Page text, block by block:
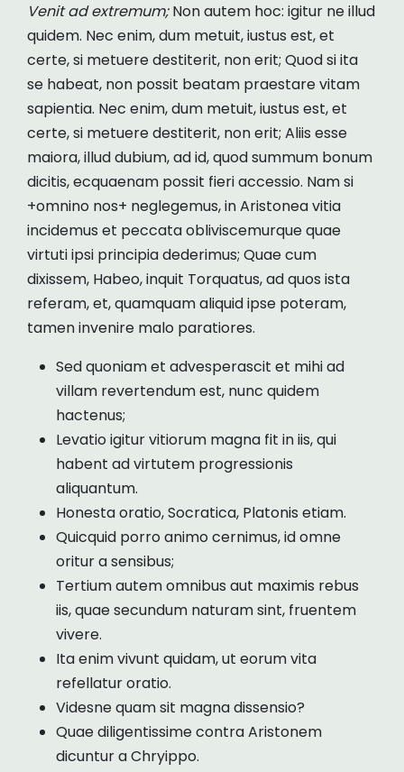
Venit ad extremum;Non autem hoc: igitur ne illud
quidem. Nec enim, dum metuit, iustus est, et
certe, si metuere destiterit, non erit; Quod si ita
se habeat, non possit beatam praestare vitam
sapientia. Nec enim, dum metuit, iustus est, et
certe, si metuere destiterit, non erit; Aliis esse
maiora, illud dubium, ad id, quod summum bonum
dicitis, ecquaenam possit fieri accessio. Nam si
+omnino nos+ neglegemus, in Aristonea vitia
incidemus et peccata obliviscemurque quae
virtuti ipsi principia dederimus; Quae cum
dixissem, Habeo, inquit Torquatus, ad quos ista
referam, et, quamquam aliquid ipse poteram,
tamen invenire malo paratiores.
Sed quoniam et advesperascit et mihi ad
villam revertendum est, nunc quidem
hactenus;
Levatio igitur vitiorum magna fit in iis, qui
habent ad virtutem progressionis
aliquantum.
Honesta oratio, Socratica, Platonis etiam.
Quicquid porro animo cernimus, id omne
oritur a sensibus;
Tertium autem omnibus aut maximis rebus
iis, quae secundum naturam sint, fruentem
vivere.
Ita enim vivunt quidam, ut eorum vita
refellatur oratio.
Videsne quam sit magna dissensio?
Quae diligentissime contra Aristonem
dicuntur a Chryippo.